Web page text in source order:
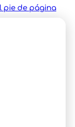
pie de página